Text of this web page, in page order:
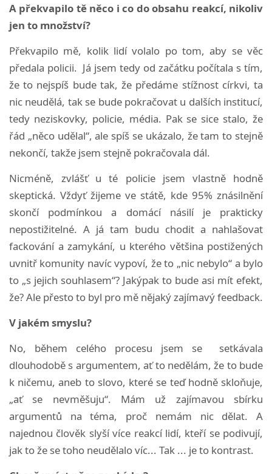
A překvapilo tě něco i co do obsahu reakcí, nikoliv
jen to množství?
Překvapilo mě, kolik lidí volalo po tom, aby se věc
předala policii. Já jsem tedy od začátku počítala s tím,
že to nejspíš bude tak, že předáme stížnost církvi, ta
nic neudělá, tak se bude pokračovat u dalších institucí,
tedy neziskovky, policie, média. Pak se sice stalo, že
řád „něco udělal“, ale spíš se ukázalo, že tam to stejně
nekončí, takže jsem stejně pokračovala dál.
Nicméně, zvlášť u té policie jsem vlastně hodně
skeptická. Vždyť žijeme ve státě, kde 95% znásilnění
skončí podmínkou a domácí násilí je prakticky
nepostižitelné. A já tam budu chodit a nahlašovat
fackování a zamykání, u kterého většina postižených
uvnitř komunity navíc vypoví, že to „nic nebylo“ a bylo
to „s jejich souhlasem“? Jakýpak to bude asi mít efekt,
že? Ale přesto to byl pro mě nějaký zajímavý feedback.
V jakém smyslu?
No, během celého procesu jsem se setkávala
dlouhodobě s argumentem, ať to nedělám, že to bude
k ničemu, aneb to slovo, které se teď hodně skloňuje,
„ať se nevměšuju“. Mám už zajímavou sbírku
argumentů na téma, proč nemám nic dělat. A
najednou člověk slyší více reakcí lidí, kteří se podivují,
jak to že se toho neudělalo víc... Tak ... je to kontrast.